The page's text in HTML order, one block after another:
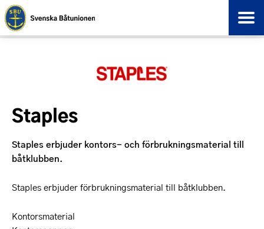
Staples
Staples erbjuder kontors- och förbrukningsmaterial till
båtklubben.
Staples erbjuder förbrukningsmaterial till båtklubben.
Kontorsmaterial